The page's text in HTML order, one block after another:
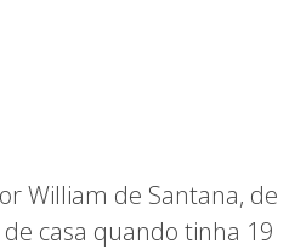
William de Santana, de
casa quando tinha 19